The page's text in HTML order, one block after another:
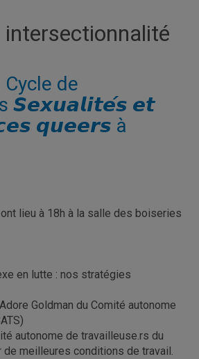
intersectionnalité
de
𝙎𝙚𝙭𝙪𝙖𝙡𝙞𝙩𝙚́𝙨 𝙚𝙩
𝙦𝙪𝙚𝙚𝙧𝙨 à
lieu à 18h à la salle des boiseries
en lutte : nos stratégies
Goldman du Comité autonome
autonome de travailleuse.rs du
de meilleures conditions de travail.